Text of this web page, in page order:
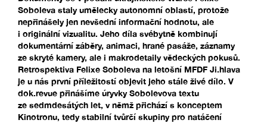
Soboleva staly umělecky autonomní oblastí, protože
nepřinášely jen nevšední informační hodnotu, ale
i originální vizualitu. Jeho díla svébytně kombinují
dokumentární záběry, animaci, hrané pasáže, záznamy
ze skryté kamery, ale i makrodetaily vědeckých pokusů.
Retrospektiva Felixe Soboleva na letošní MFDF Ji.hlava
je u nás první příležitostí objevit jeho stále živé dílo. V
dok.revue přinášíme úryvky Sobolevova textu
ze sedmdesátých let, v němž přichází s konceptem
Kinotronu, tedy stabilní tvůrčí skupiny pro natáčení